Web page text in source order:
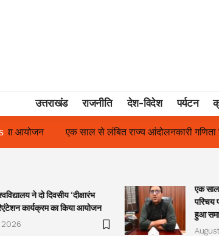
उत्तराखंड राजनीति देश-विदेश पर्यटन
आंदोलनकारी गणिता बिष्ट के परिचय पत्र में नाम व पता
ने दो दिवसीय ‘दीक्षारंभ
कार्यक्रम का किया आयोजन
2026
एक साल
परिचय
हुआ